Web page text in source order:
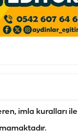
imla kuralları ile